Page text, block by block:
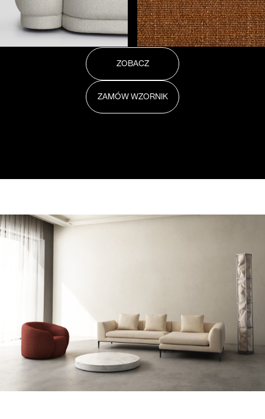
ZOBACZ
ZAMÓW WZORNIK